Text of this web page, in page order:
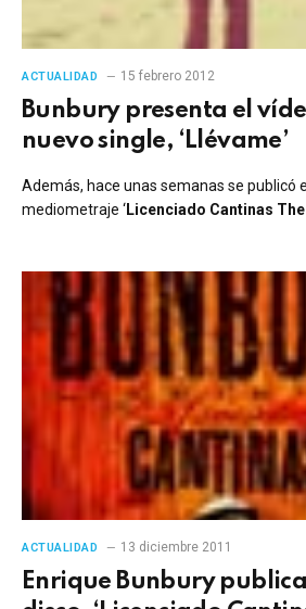
ACTUALIDAD 15 febrero 2012
Bunbury presenta el
nuevo single, ‘Llévame’
Además, hace unas semanas se publicó
mediometraje ‘Licenciado Cantinas
ACTUALIDAD 13 diciembre 2011
Enrique Bunbury